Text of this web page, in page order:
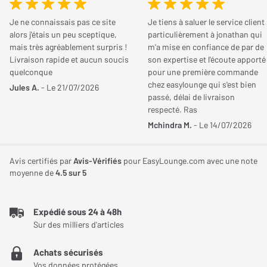
Une dalle SQD MiniLED pour des contrastes précis
Le TCL 55C7L associe une dalle 4K Ultra HD à un rétroéclairage
MiniLED doté de 800 zones de gradation locale. Cette
technologie permet d'ajuster précisément la lumière selon les
différentes parties de l'image afin d'améliorer la profondeur des
noirs, de limiter les halos lumineux et de préserver les détails
dans les scènes sombres comme lumineuses.
Avec une luminosité HDR annoncée jusqu'à 2 700 nits, le TCL
ensoleillés et scènes contrastées gagnent en réalisme tout en
Fonctionnalités
Système d'exploitation Google TV
Contrôle Vocal Google Assistant
Bluetooth (émetteur),
Bluetooth (récepteur),
Version Bluetooth
Services streaming
principaux
Je ne connaissais pas ce site
alors j'étais un peu sceptique,
mais très agréablement surpris !
Livraison rapide et aucun soucis
quelconque
Jules A. - Le 21/07/2026
Je tiens à saluer le service client
particulièrement à jonathan qui
m'a mise en confiance de par de
son expertise et l'écoute apporté
pour une première commande
chez easylounge qui s'est bien
passé, délai de livraison
respecté. Ras
Mchindra M. - Le 14/07/2026
Avis certifiés parAvis-Vérifiés pour EasyLounge.com avec une note
moyenne de4.5sur 5
Expédié sous 24 à 48h
Sur des milliers d'articles
Achats sécurisés